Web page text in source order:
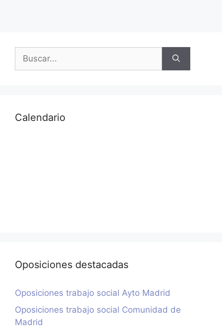
SOCIALES
SERMAS
Calendario
Oposiciones destacadas
Oposiciones trabajo social Ayto Madrid
Oposiciones trabajo social Comunidad de
Madrid